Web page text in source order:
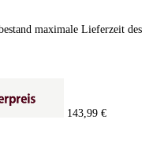
maximale Lieferzeit des
143,99 €